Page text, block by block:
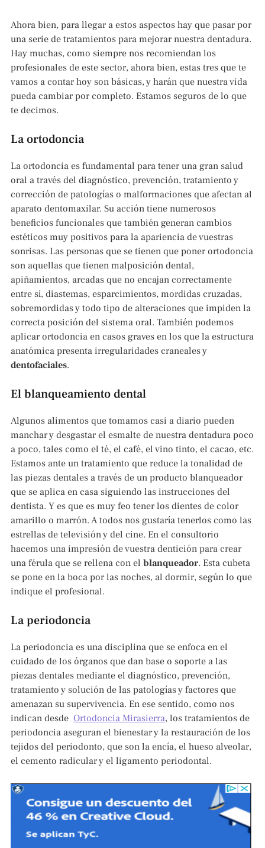
Ahora bien, para llegar a estos aspectos hay que pasar por
una serie de tratamientos para mejorar nuestra dentadura.
Hay muchas, como siempre nos recomiendan los
profesionales de este sector, ahora bien, estas tres que te
vamos a contar hoy son básicas, y harán que nuestra vida
pueda cambiar por completo. Estamos seguros de lo que
te decimos.
La ortodoncia
La ortodoncia es fundamental para tener una gran salud
oral a través del diagnóstico, prevención, tratamiento y
corrección de patologías o malformaciones que afectan al
aparato dentomaxilar. Su acción tiene numerosos
beneficios funcionales que también generan cambios
estéticos muy positivos para la apariencia de vuestras
sonrisas. Las personas que se tienen que poner ortodoncia
son aquellas que tienen malposición dental,
apiñamientos, arcadas que no encajan correctamente
entre sí, diastemas, esparcimientos, mordidas cruzadas,
sobremordidas y todo tipo de alteraciones que impiden la
correcta posición del sistema oral. También podemos
aplicar ortodoncia en casos graves en los que la estructura
anatómica presenta irregularidades craneales y
dentofaciales.
El blanqueamiento dental
Algunos alimentos que tomamos casi a diario pueden
manchar y desgastar el esmalte de nuestra dentadura poco
a poco, tales como el té, el café, el vino tinto, el cacao, etc.
Estamos ante un tratamiento que reduce la tonalidad de
las piezas dentales a través de un producto blanqueador
que se aplica en casa siguiendo las instrucciones del
dentista. Y es que es muy feo tener los dientes de color
amarillo o marrón. A todos nos gustaría tenerlos como las
estrellas de televisión y del cine. En el consultorio
hacemos una impresión de vuestra dentición para crear
una férula que se rellena con el blanqueador. Esta cubeta
se pone en la boca por las noches, al dormir, según lo que
indique el profesional.
La periodoncia
La periodoncia es una disciplina que se enfoca en el
cuidado de los órganos que dan base o soporte a las
piezas dentales mediante el diagnóstico, prevención,
tratamiento y solución de las patologías y factores que
amenazan su supervivencia. En ese sentido, como nos
indican desde Ortodoncia Mirasierra, los tratamientos de
periodoncia aseguran el bienestar y la restauración de los
tejidos del periodonto, que son la encía, el hueso alveolar,
el cemento radicular y el ligamento periodontal.